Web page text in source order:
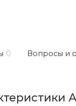
0 Вопросы и